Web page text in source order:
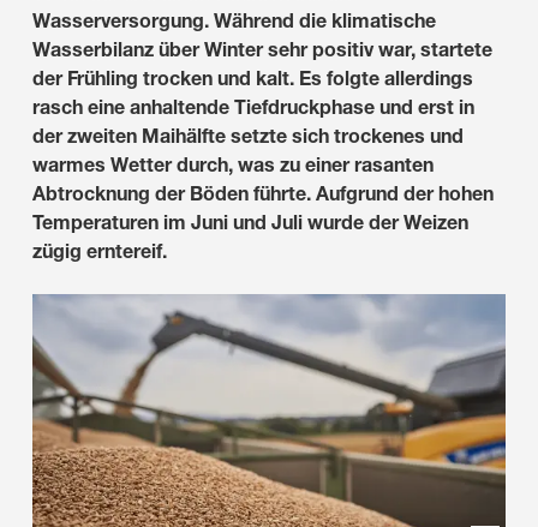
Wasserversorgung. Während die klimatische
Wasserbilanz über Winter sehr positiv war, startete
der Frühling trocken und kalt. Es folgte allerdings
rasch eine anhaltende Tiefdruckphase und erst in
der zweiten Maihälfte setzte sich trockenes und
warmes Wetter durch, was zu einer rasanten
Abtrocknung der Böden führte. Aufgrund der hohen
Temperaturen im Juni und Juli wurde der Weizen
zügig erntereif.